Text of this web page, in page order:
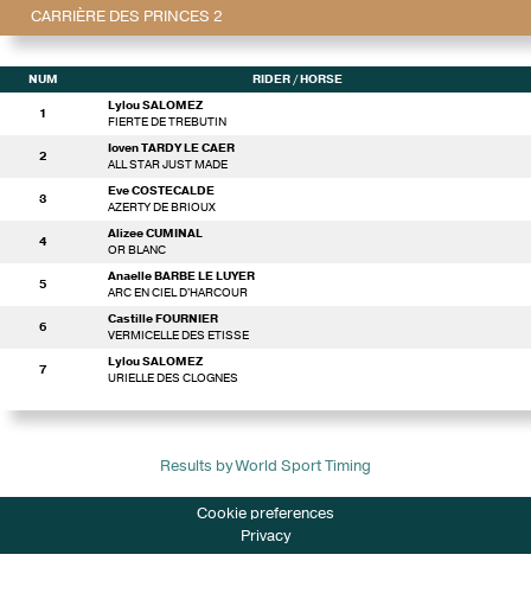
CARRIÈRE DES PRINCES 2
NUM RIDER / HORSE
1
Lylou SALOMEZ
FIERTE DE TREBUTIN
2
Ioven TARDY LE CAER
ALL STAR JUST MADE
3
Eve COSTECALDE
AZERTY DE BRIOUX
4
Alizee CUMINAL
OR BLANC
5
Anaelle BARBE LE LUYER
ARC EN CIEL D'HARCOUR
6
Castille FOURNIER
VERMICELLE DES ETISSE
7
Lylou SALOMEZ
URIELLE DES CLOGNES
Results by World Sport Timing
Cookie preferences
Privacy